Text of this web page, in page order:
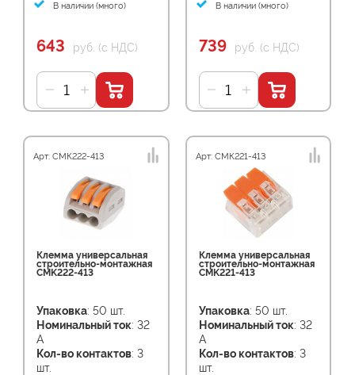
В наличии (много)
643 руб. (с НДС)
В наличии (много)
739 руб. (с НДС)
Арт: СМК222-413
Клемма универсальная
строительно-монтажная
CMK222-413
Упаковка: 50 шт.
Номинальный ток: 32
А
Кол-во контактов: 3
шт.
Арт: СМК221-413
Клемма универсальная
строительно-монтажная
CMK221-413
Упаковка: 50 шт.
Номинальный ток: 32
А
Кол-во контактов: 3
шт.